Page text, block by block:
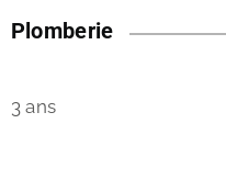
Plomberie
3 ans